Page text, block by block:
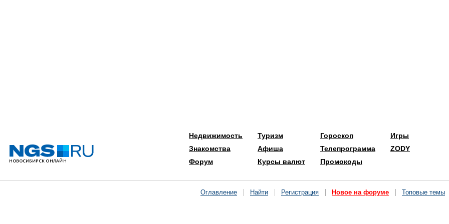
Недвижимость
Знакомства
Форум
Туризм
Афиша
Курсы валют
Гороскоп
Телепрограмма
Промокоды
Игры
ZODY
Оглавление Найти Регистрация Новое на форуме Топовые темы